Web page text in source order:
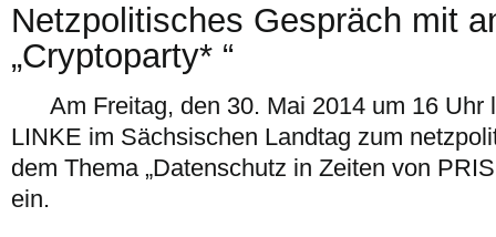
Netzpolitisches Gespräch mit
„Cryptoparty* “
Am Freitag, den 30. Mai 2014 um 16 Uhr
LINKE im Sächsischen Landtag zum
dem Thema „Datenschutz in Zeiten von
ein.